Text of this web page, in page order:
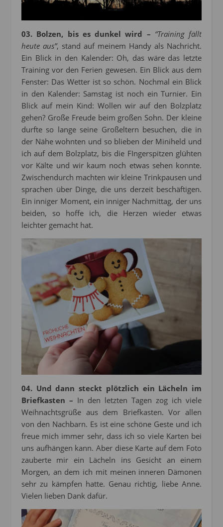
03. Bolzen, bis es dunkel wird – “Training fällt
heute aus”, stand auf meinem Handy als Nachricht.
Ein Blick in den Kalender: Oh, das wäre das letzte
Training vor den Ferien gewesen. Ein Blick aus dem
Fenster: Das Wetter ist so schön. Nochmal ein Blick
in den Kalender: Samstag ist noch ein Turnier. Ein
Blick auf mein Kind: Wollen wir auf den Bolzplatz
gehen? Große Freude beim großen Sohn. Der kleine
durfte so lange seine Großeltern besuchen, die in
der Nähe wohnten und so blieben der Miniheld und
ich auf dem Bolzplatz, bis die FIngerspitzen glühten
vor Kälte und wir kaum noch etwas sehen konnte.
Zwischendurch machten wir kleine Trinkpausen und
sprachen über Dinge, die uns derzeit beschäftigen.
Ein inniger Moment, ein inniger Nachmittag, der uns
beiden, so hoffe ich, die Herzen wieder etwas
leichter gemacht hat.
04. Und dann steckt plötzlich ein Lächeln im
Briefkasten – In den letzten Tagen zog ich viele
Weihnachtsgrüße aus dem Briefkasten. Vor allen
von den Nachbarn. Es ist eine schöne Geste und ich
freue mich immer sehr, dass ich so viele Karten bei
uns aufhängen kann. Aber diese Karte auf dem Foto
zauberte mir ein Lächeln ins Gesicht an einem
Morgen, an dem ich mit meinen inneren Dämonen
sehr zu kämpfen hatte. Genau richtig, liebe Anne.
Vielen lieben Dank dafür.